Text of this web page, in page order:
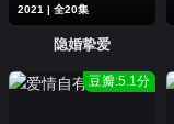
2021 | 全20集
隐婚挚爱
豆瓣:5.1分